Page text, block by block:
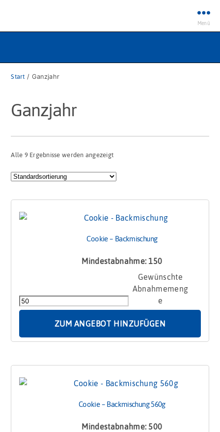
Menü
Start / Ganzjahr
Ganzjahr
Alle 9 Ergebnisse werden angezeigt
Cookie – Backmischung
Mindestabnahme: 150
Backmischung
Menge
ZUM ANGEBOT HINZUFÜGEN
Cookie – Backmischung 560g
Mindestabnahme: 500